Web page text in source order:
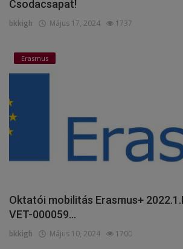
Csodacsapat!
bkkigh Május 17, 2024 1737
Erasmus
Oktatói mobilitás Erasmus+
VET-000059...
bkkigh Május 10, 2024 1700